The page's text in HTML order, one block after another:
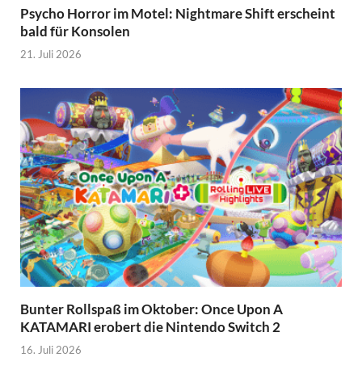
Psycho Horror im Motel: Nightmare Shift erscheint
bald für Konsolen
21. Juli 2026
Bunter Rollspaß im Oktober: Once Upon A
KATAMARI erobert die Nintendo Switch 2
16. Juli 2026